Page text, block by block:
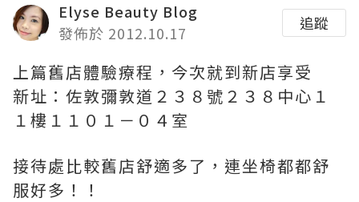
Elyse Beauty Blog
發佈於 2012.10.17
追蹤
上篇舊店體驗療程，今次就到新店享受
新址：佐敦彌敦道２３８號２３８中心１
１樓１１０１－０４室
接待處比較舊店舒適多了，連坐椅都都舒
服好多！！